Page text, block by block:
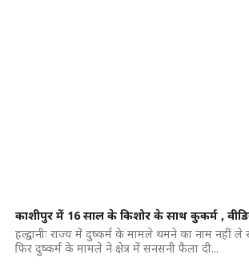
काशीपुर में 16 साल के किशोर के साथ कुकर्म ,
हल्द्वानीः राज्य में दुष्कर्म के मामले थमने का नाम नहीं ले
फिर दुष्कर्म के मामले ने क्षेत्र में सनसनी फैला दी...